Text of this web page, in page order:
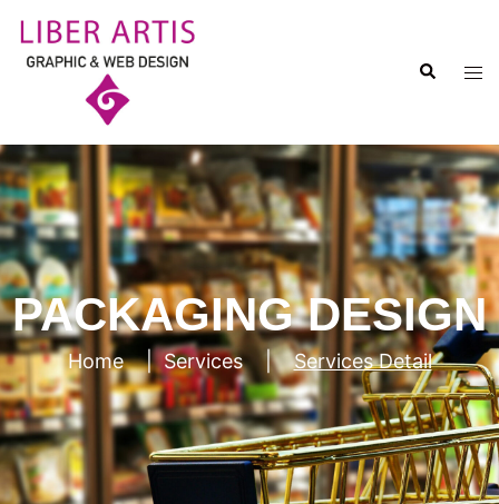
PACKAGING DESIGN
Home|Services |Services Detail